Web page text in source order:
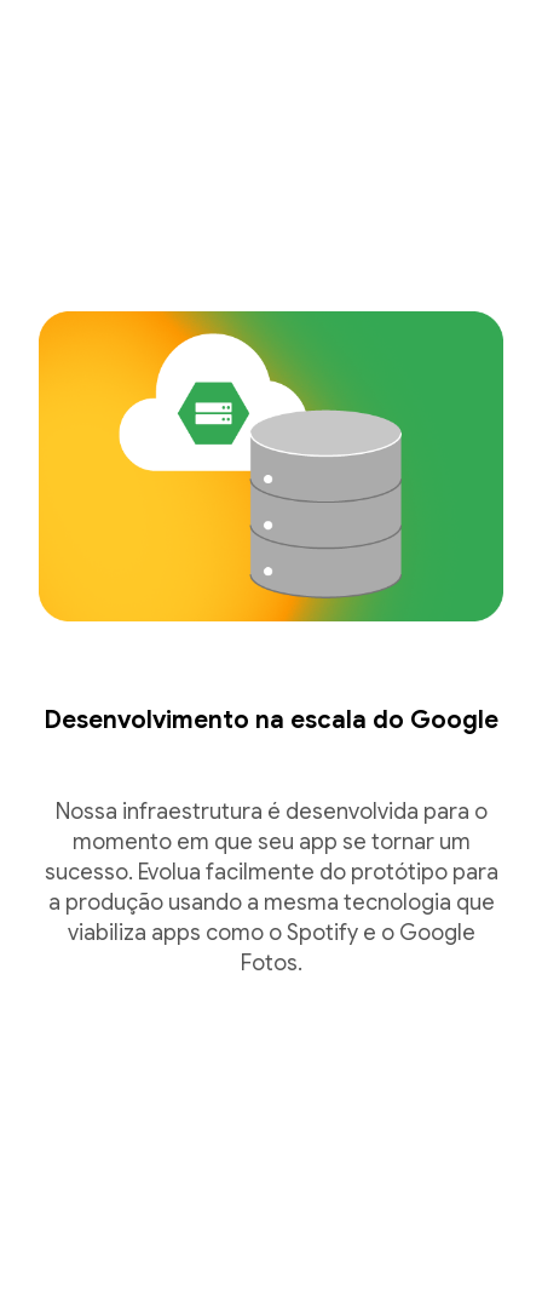
Desenvolvimento na escala do Google
Nossa infraestrutura é desenvolvida para o
momento em que seu app se tornar um
sucesso. Evolua facilmente do protótipo para
a produção usando a mesma tecnologia que
viabiliza apps como o Spotify e o Google
Fotos.